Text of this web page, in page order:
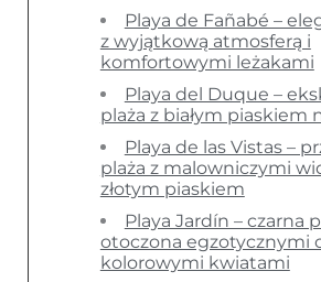
Playa de Fañabé –
z wyjątkową atmosferą i
komfortowymi leżakami
Playa del Duque –
plaża z białym piaskiem
Playa de las Vistas –
plaża z malowniczymi
złotym piaskiem
Playa Jardín – czarna
otoczona egzotycznymi
kolorowymi kwiatami